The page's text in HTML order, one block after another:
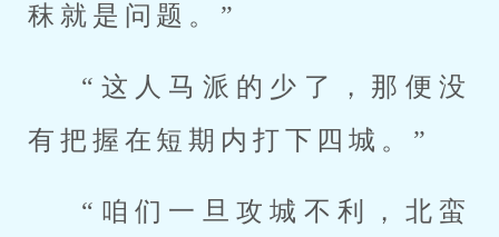
秣就是问题。”
“这人马派的少了，那便没
有把握在短期内打下四城。”
“咱们一旦攻城不利，北蛮